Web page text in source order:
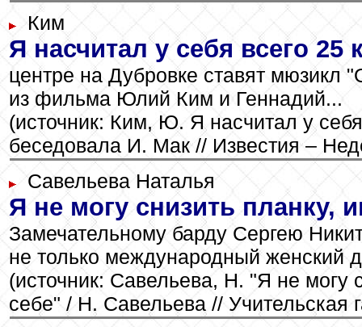
Ким
Я насчитал у себя всего
центре на Дубровке ставят мюзикл
из фильма Юлий Ким и Геннадий...
(источник: Ким, Ю. Я насчитал у
беседовала И. Мак // Известия –
Савельева Наталья
Я не могу снизить планку,
Замечательному барду Сергею
не только международный женский
(источник: Савельева, Н. "Я не могу
себе" / Н. Савельева // Учительская